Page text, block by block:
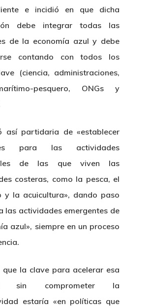
e incidió en que dicha
debe integrar todas las
de la economía azul y debe
contando con todos los
(ciencia, administraciones,
pesquero, ONGs y
así partidaria de «establecer
para las actividades
de las que viven las
costeras, como la pesca, el
y la acuicultura», dando paso
las actividades emergentes de
azul», siempre en un proceso
que la clave para acelerar esa
sin comprometer la
estaría «en políticas que